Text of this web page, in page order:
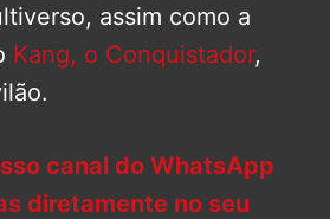
assim como a
Kang, o Conquistador,
canal do WhatsApp
diretamente no seu